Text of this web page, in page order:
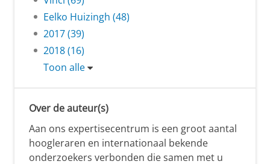
Eelko Huizingh (48)
2017 (39)
2018 (16)
Toon alle
Over de auteur(s)
Aan ons expertisecentrum is een groot aantal
hoogleraren en internationaal bekende
onderzoekers verbonden die samen met u